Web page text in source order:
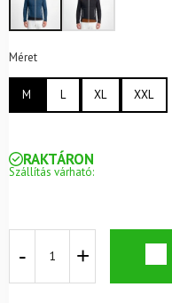
Méret
M L XL XXL
RAKTÁRON
Szállítás várható:
Fleece